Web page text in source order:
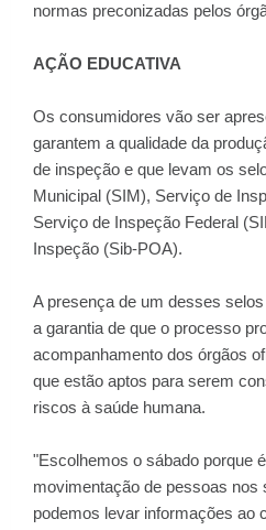
normas preconizadas pelos
AÇÃO EDUCATIVA
Os consumidores vão ser
garantem a qualidade da
de inspeção e que levam os
Municipal (SIM), Serviço de
Serviço de Inspeção Federal
Inspeção (Sib-POA).
A presença de um desses
a garantia de que o processo
acompanhamento dos órgãos
que estão aptos para serem
riscos à saúde humana.
"Escolhemos o sábado porque
movimentação de pessoas nos
podemos levar informações ao